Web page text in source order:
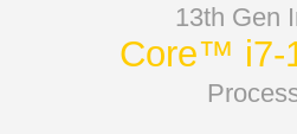
13th Gen
Core™ i7-